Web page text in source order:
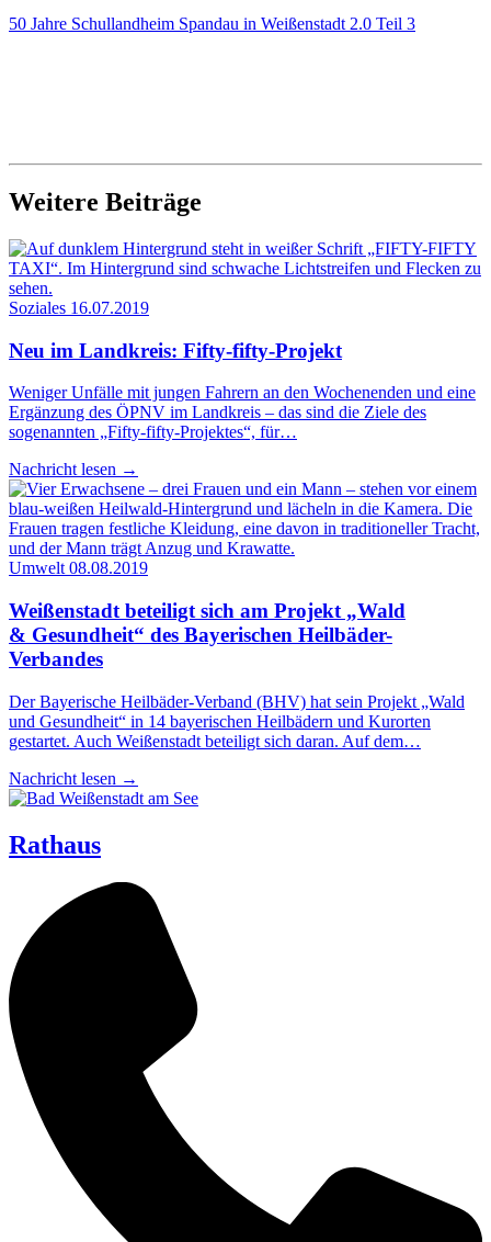
50 Jah­re Schul­land­heim Span­dau in Wei­ßen­stadt 2.0 Teil 3
Weitere Beiträge
Soziales 16.07.2019
Neu im Land­kreis: Fifty-fifty-Projekt
Weniger Unfälle mit jungen Fahrern an den Wochenenden und eine
Ergänzung des ÖPNV im Landkreis – das sind die Ziele des
sogenannten „Fifty-fifty-Projektes“, für…
Nachricht lesen →
Umwelt 08.08.2019
Wei­ßen­stadt betei­ligt sich am Pro­jekt „Wald
& Gesund­heit“ des Baye­ri­schen Heilbäder-
Verbandes
Der Bayerische Heilbäder-Verband (BHV) hat sein Projekt „Wald
und Gesundheit“ in 14 bayerischen Heilbädern und Kurorten
gestartet. Auch Weißenstadt beteiligt sich daran. Auf dem…
Nachricht lesen →
Rathaus